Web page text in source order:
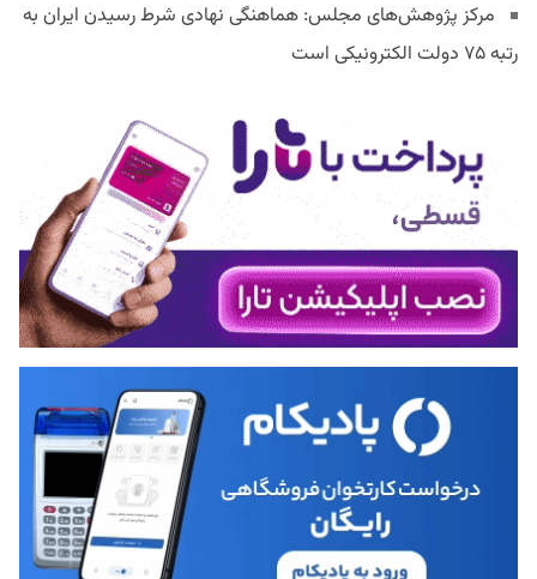
مرکز پژوهش‌های مجلس: هماهنگی نهادی شرط رسیدن ایران به
رتبه ۷۵ دولت الکترونیکی است